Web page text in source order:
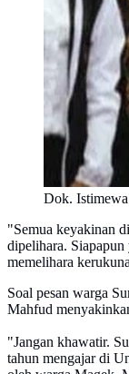
Dok. Istimewa
"Semua keyakinan
dipelihara.
memelihara
Soal pesan warga
Mahfud
"Jangan khawatir.
tahun mengajar di